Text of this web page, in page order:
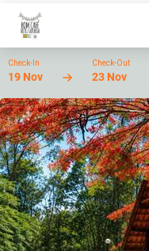
Check-In
19 Nov
Check-Out
23 Nov